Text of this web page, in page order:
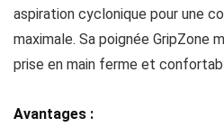
aspiration cyclonique pour une
maximale. Sa poignée GripZone
prise en main ferme et
Avantages :